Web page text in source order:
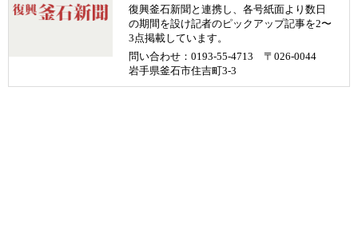
復興釜石新聞と連携し、各号紙面より数日
の期間を設け記者のピックアップ記事を2〜
3点掲載しています。
問い合わせ：0193-55-4713 〒026-0044
岩手県釜石市住吉町3-3